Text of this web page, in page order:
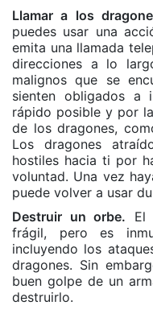
Llamar a los
puedes usar una
emita una llamada
direcciones a lo
malignos que se
sienten obligados
rápido posible y por
de los dragones,
Los dragones
hostiles hacia ti por
voluntad. Una vez
puede volver a usar
Destruir un orbe. El
frágil, pero es
incluyendo los
dragones. Sin
buen golpe de un
destruirlo.